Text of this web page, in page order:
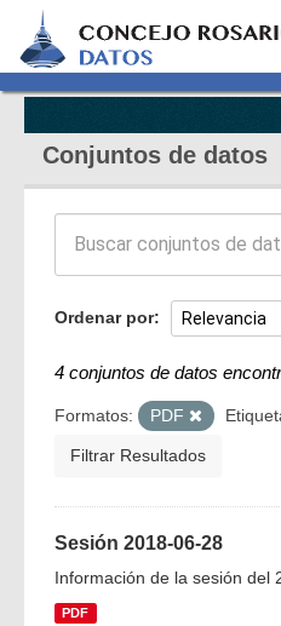
Conjuntos de datos
Ordenar por
4 conjuntos de datos
Formatos: PDF
Filtrar Resultados
Sesión 2018-06-28
Información de la sesión del
PDF